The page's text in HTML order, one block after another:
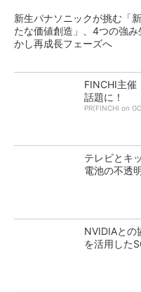
新生パナソニックが挑む「新
たな価値創造」、4つの強み
かし再成長フェーズへ
FINCHI主催
話題に！
PR(FINCHI on
テレビとキ
電池の不透
NVIDIAとの
を活用した